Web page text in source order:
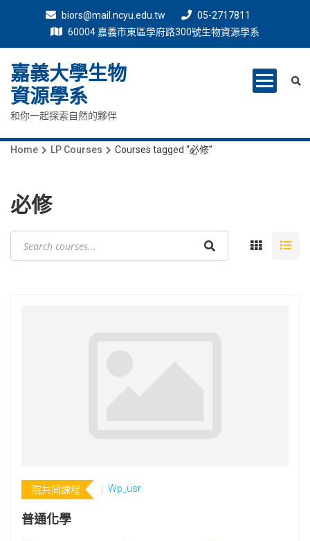
biors@mail.ncyu.edu.tw
05-2717811
60004 嘉義市東區學府路300號生物資源學系
嘉義大學生物
資源學系
和你一起探索自然的夥伴
Home LP Courses Courses tagged “必修”
必修
院共同課程 Wp_usr
普通化學